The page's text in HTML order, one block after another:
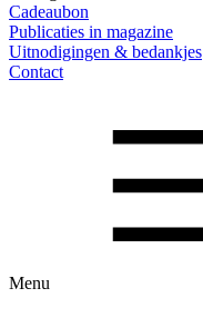
Cadeaubon
Publicaties in magazine
Uitnodigingen & bedankjes
Contact
Menu